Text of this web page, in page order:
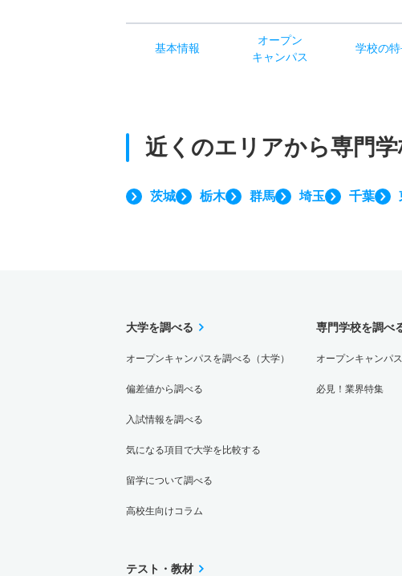
基本情報
オープン
キャンパス
学校の
近くのエリアから専門
茨城 栃木 群馬 埼玉 千葉
大学を調べる
オープンキャンパスを調べる（大学）
偏差値から調べる
入試情報を調べる
気になる項目で大学を比較する
留学について調べる
高校生向けコラム
専門学校を調べ
オープンキャンパ
必見！業界特集
テスト・教材